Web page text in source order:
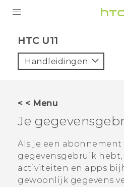
VIVE
HTC Club
SUPPORT
HTC-apparaten & -
VIVERSE
HTC U11‎
Handleidingen
< < Menu
Je
Als je een
gegevensgebruik hebt,
activiteiten en apps
gewoonlijk gegevens